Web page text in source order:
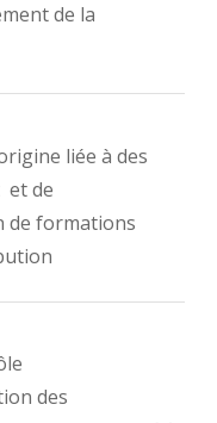
de la
liée à des
et de
de formations
des